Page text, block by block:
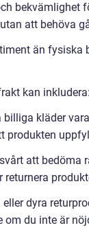
bekvämlighet
att behöva
än fysiska
kan inkludera:
kläder
produkten
att bedöma
dyra
om du inte är